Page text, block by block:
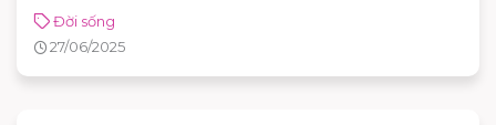
Đời sống
27/06/2025